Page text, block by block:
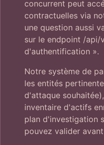
concurrent peut
contractuelles via
une question aussi
sur le endpoint /
d'authentification ».
Notre système de
les entités
d'attaque
inventaire d'actifs
plan d'investigation
pouvez valider